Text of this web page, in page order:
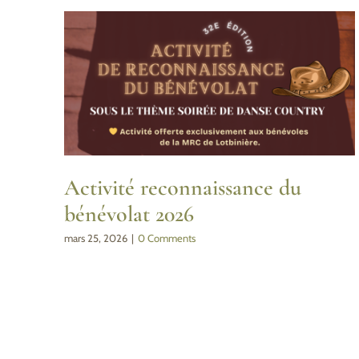
Activité reconnaissance du
bénévolat 2026
mars 25, 2026 | 0 Comments